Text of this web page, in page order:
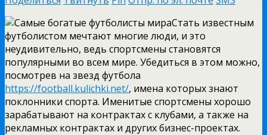
Стать известным
футболистом мечтают многие люди, и это
неудивительно, ведь спортсмены становятся
популярными во всем мире. Убедиться в этом можно,
посмотрев на звезд футбола
https://football.kulichki.net/, имена которых знают
поклонники спорта. Именитые спортсмены хорошо
зарабатывают на контрактах с клубами, а также на
рекламных контрактах и других бизнес-проектах.